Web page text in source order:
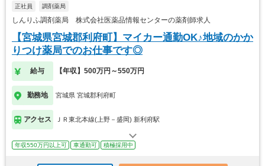
正社員 調剤薬局
しんりふ調剤薬局 株式会社医薬品情報センターの薬剤師求人
【宮城県宮城郡利府町】マイカー通勤OK♪地域のかか
りつけ薬局でのお仕事です◎
給与 【年収】500万円～550万円
勤務地 宮城県 宮城郡利府町
アクセス ＪＲ東北本線(上野－盛岡) 新利府駅
年収550万円以上可 車通勤可 積極採用中